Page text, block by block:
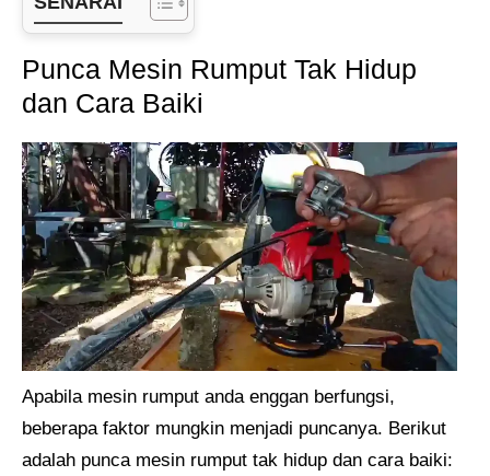
Punca Mesin Rumput Tak Hidup
dan Cara Baiki
Apabila mesin rumput anda enggan berfungsi,
beberapa faktor mungkin menjadi puncanya. Berikut
adalah punca mesin rumput tak hidup dan cara baiki: